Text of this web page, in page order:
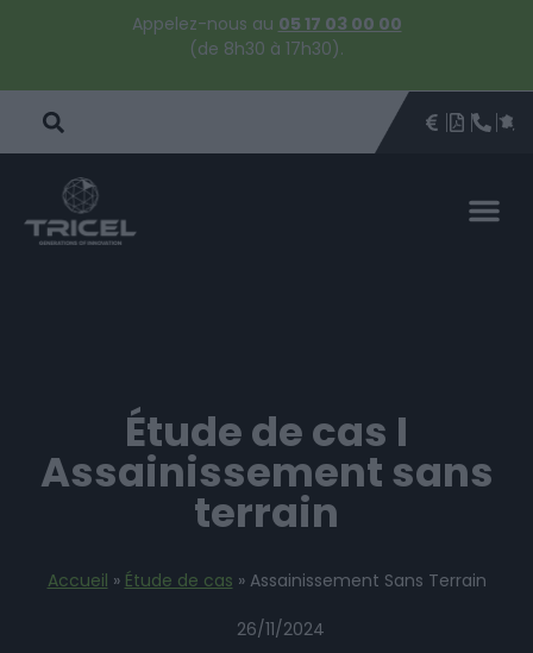
Appelez-nous au 05 17 03 00 00
(de 8h30 à 17h30).
DEVISÊTRE
Étude de cas I
Assainissement sans
terrain
Accueil » Étude de cas » Assainissement Sans Terrain
26/11/2024